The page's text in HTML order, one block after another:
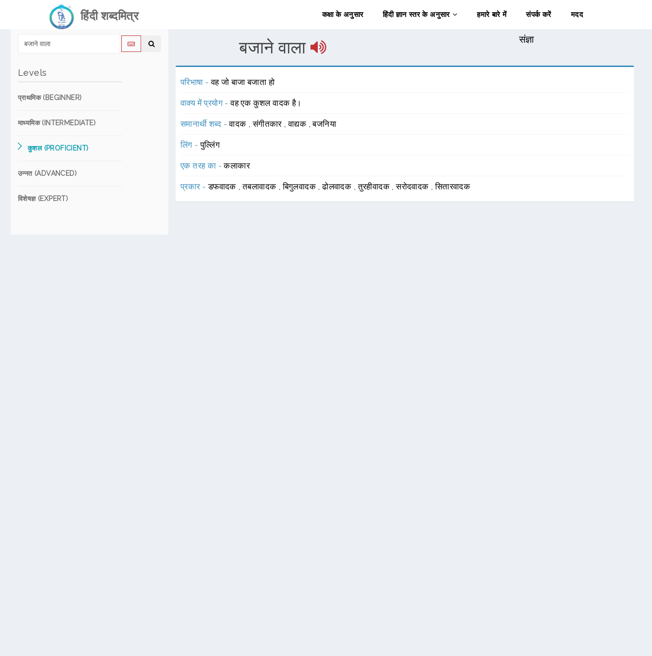
हिंदी शब्दमित्र कक्षा के अनुसार हिंदी ज्ञान स्तर के अनुसार हमारे बारे में संपर्क करें मदद
Levels
प्राथमिक (BEGINNER)
माध्यमिक (INTERMEDIATE)
कुशल (PROFICIENT)
उन्नत (ADVANCED)
विशेषज्ञ (EXPERT)
बजाने वाला संज्ञा
परिभाषा -वह जो बाजा बजाता हो
वाक्य में प्रयोग -वह एक कुशल वादक है।
समानार्थी शब्द -वादक ,संगीतकार ,वाद्यक ,बजनिया
लिंग -पुल्लिंग
एक तरह का -कलाकार
प्रकार -डफवादक ,तबलावादक ,बिगुलवादक ,ढोलवादक ,तुरहीवादक ,सरोदवादक ,सितारवादक